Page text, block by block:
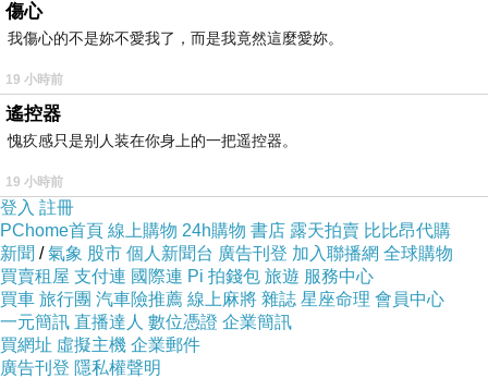
很幸福
版主回應
2011-02-24 11:31:23
2011-02-20 13:24:50
明明就是投射燈，聚光厲害。
散文是講FU~~，感人最好，有頭尾幹嘛!
版主回應
這樣啊~~那我繼續沒頭沒尾好了~~~XD
2011-02-20 16:08:14
傷心
我傷心的不是妳不愛我了，而是我竟然這麼愛妳。
19 小時前
遙控器
愧疚感只是别人装在你身上的一把遥控器。
19 小時前
登入 註冊
PChome首頁 線上購物 24h購物 書店 露天拍賣 比比昂代購
新聞 /氣象 股市 個人新聞台 廣告刊登 加入聯播網 全球購物
買賣租屋 支付連 國際連 Pi 拍錢包 旅遊 服務中心
買車 旅行團 汽車險推薦 線上麻將 雜誌 星座命理 會員中心
一元簡訊 直播達人 數位憑證 企業簡訊
買網址 虛擬主機 企業郵件
廣告刊登 隱私權聲明